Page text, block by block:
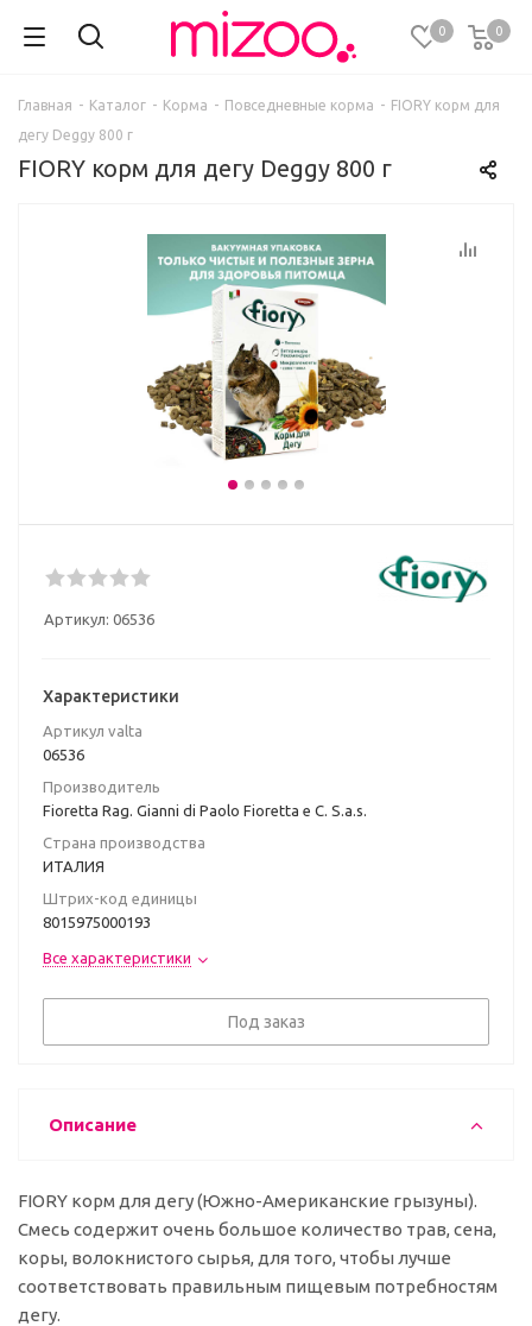
0 0
Главная - Каталог - Корма - Повседневные корма - FIORY корм для
дегу Deggy 800 г
FIORY корм для дегу Deggy 800 г
Артикул: 06536
Характеристики
Артикул valta
06536
Производитель
Fioretta Rag. Gianni di Paolo Fioretta e C. S.a.s.
Страна производства
ИТАЛИЯ
Штрих-код единицы
8015975000193
Все характеристики
Под заказ
Описание
FIORY корм для дегу (Южно-Американские грызуны).
Смесь содержит очень большое количество трав, сена,
коры, волокнистого сырья, для того, чтобы лучше
соответствовать правильным пищевым потребностям
дегу.